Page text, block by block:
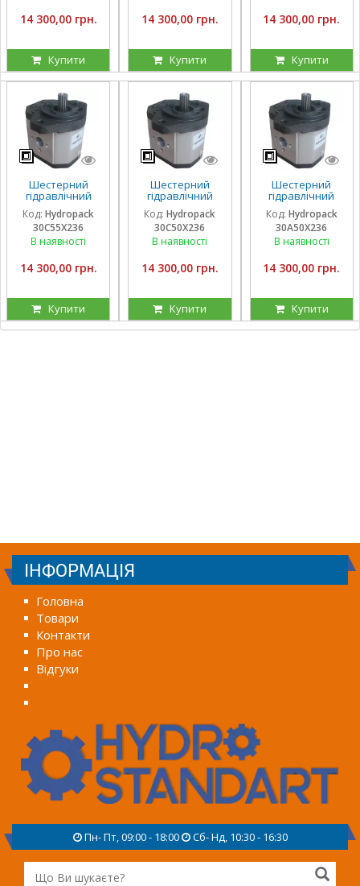
14 300,00 грн.
Купити
14 300,00 грн.
Купити
14 300,00 грн.
Купити
Шестерний
гідравлічний
насос Hydropack
30C55X236 (55
см3) правого
обертання
Код: Hydropack
30C55X236
В наявності
14 300,00 грн.
Купити
Шестерний
гідравлічний
насос Hydropack
30C50X236 (50
см3) правого
обертання
Код: Hydropack
30C50X236
В наявності
14 300,00 грн.
Купити
Шестерний
гідравлічний
насос Hydropack
30A50X236 (50
см3) лівого
обертання
Код: Hydropack
30A50X236
В наявності
14 300,00 грн.
Купити
ІНФОРМАЦІЯ
Головна
Товари
Контакти
Про нас
Відгуки
Пн- Пт, 09:00 - 18:00 Сб- Нд, 10:30 - 16:30